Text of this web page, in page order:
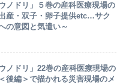
ノドリ」５巻の産科医療現場の
産・双子・卵子提供etc…サク
の意図と気遣い～
ノドリ」22巻の産科医療現場の
後編＞で描かれる災害現場のメ